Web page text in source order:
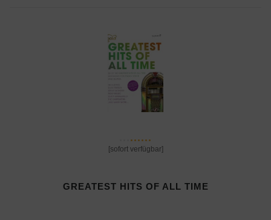
[sofort verfügbar]
GREATEST HITS OF ALL TIME